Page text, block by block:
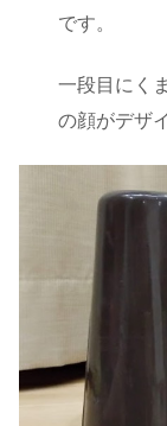
です。
一段目にく
の顔がデザ